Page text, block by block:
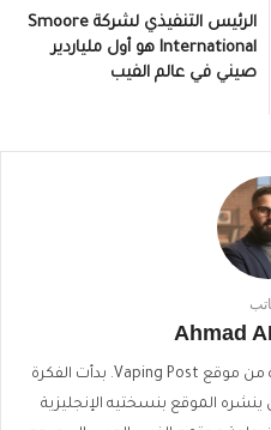
الرئيس التنفيذي لشركة Smoore
International هو أول ملياردير
صيني في عالم الفيب
Ahmad
المسؤول عن إطلاق النسخة العربية من موقع Vaping Post. بدأت الفكرة
الموقع بنسختيه الإنجليزية